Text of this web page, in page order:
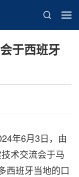
于西班牙
年6月3日，由
术交流会于马
西班牙当地的口